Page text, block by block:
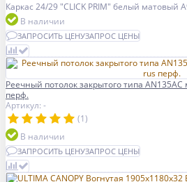
Каркас 24/29 "CLICK PRIM" белый матовый
В наличии
ЗАПРОСИТЬ ЦЕНУЗАПРОС ЦЕНЫ
Реечный потолок закрытого типа
перф.
Артикул: -
(1)
В наличии
ЗАПРОСИТЬ ЦЕНУЗАПРОС ЦЕНЫ